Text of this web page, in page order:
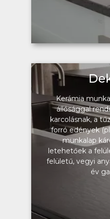
Kerámia
állósággal
karcolásnak, a
forró edények
munkalap
letehetőek a
felületű, vegyi
év